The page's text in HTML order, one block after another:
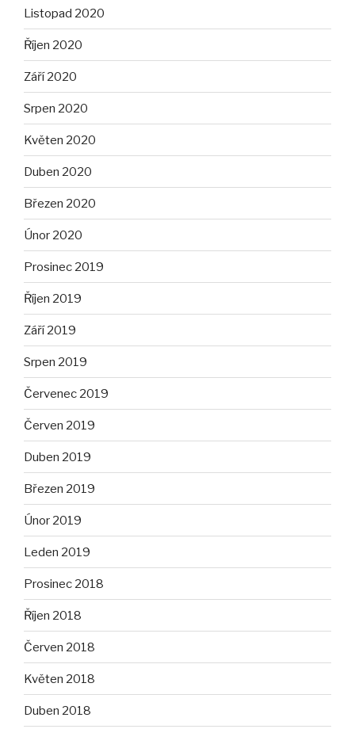
Listopad 2020
Říjen 2020
Září 2020
Srpen 2020
Květen 2020
Duben 2020
Březen 2020
Únor 2020
Prosinec 2019
Říjen 2019
Září 2019
Srpen 2019
Červenec 2019
Červen 2019
Duben 2019
Březen 2019
Únor 2019
Leden 2019
Prosinec 2018
Říjen 2018
Červen 2018
Květen 2018
Duben 2018